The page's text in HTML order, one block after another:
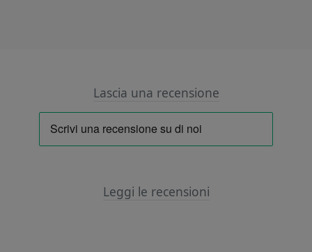
Lascia una recensione
Leggi le recensioni